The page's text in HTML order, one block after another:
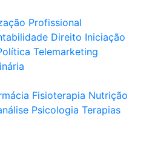
Profissional
Direito Iniciação
Telemarketing
Fisioterapia Nutrição
Psicologia Terapias